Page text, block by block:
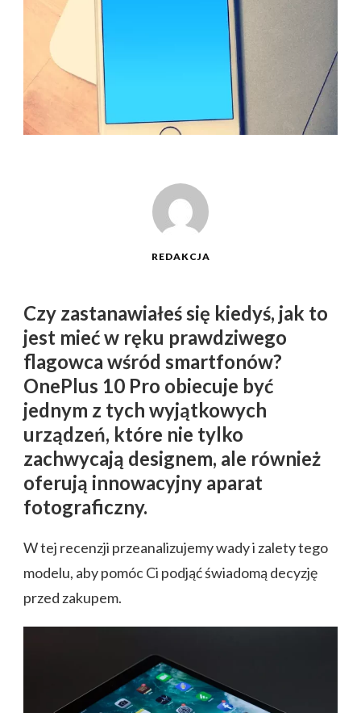
REDAKCJA
Czy zastanawiałeś się kiedyś, jak to
jest mieć w ręku prawdziwego
flagowca wśród smartfonów?
OnePlus 10 Pro obiecuje być
jednym z tych wyjątkowych
urządzeń, które nie tylko
zachwycają designem, ale również
oferują innowacyjny aparat
fotograficzny.
W tej recenzji przeanalizujemy wady i zalety tego
modelu, aby pomóc Ci podjąć świadomą decyzję
przed zakupem.